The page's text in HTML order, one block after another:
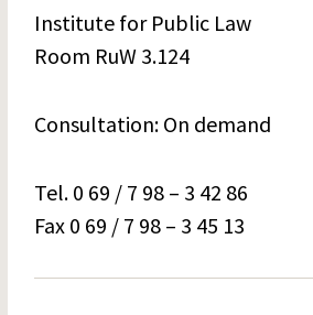
Institute for Public Law
Room RuW 3.124
Consultation: On demand
Tel. 0 69 / 7 98 – 3 42 86
Fax 0 69 / 7 98 – 3 45 13